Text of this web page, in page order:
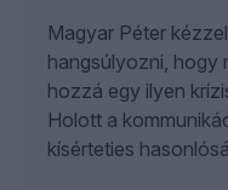
Magyar Péter
hangsúlyozni, hogy
hozzá egy ilyen
Holott a
kísérteties